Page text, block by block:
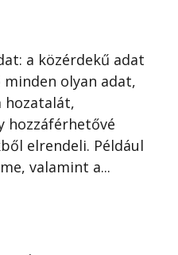
a közérdekű adat
olyan adat,
hozatalát,
hozzáférhetővé
elrendeli. Például
valamint a...